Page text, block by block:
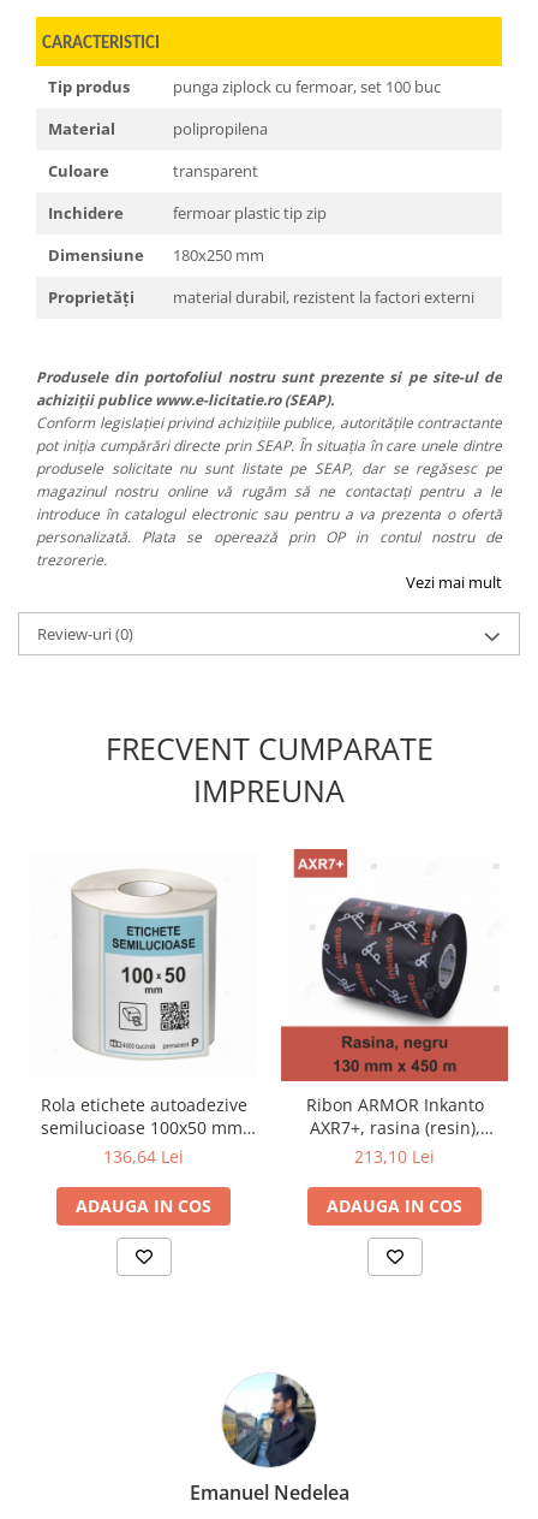
CARACTERISTICI
Tip produs
punga ziplock cu fermoar, set 100 buc
Material
polipropilena
Culoare
transparent
Inchidere
fermoar plastic tip zip
Dimensiune
180x250 mm
Proprietăți
material durabil, rezistent la factori externi
Produsele din portofoliul nostru sunt prezente si pe site-ul de
achiziții publice www.e-licitatie.ro (SEAP).
Conform legislației privind achizițiile publice, autoritățile contractante
pot iniția cumpărări directe prin SEAP. În situația în care unele dintre
produsele solicitate nu sunt listate pe SEAP, dar se regăsesc pe
magazinul nostru online vă rugăm să ne contactați pentru a le
introduce în catalogul electronic sau pentru a va prezenta o ofertă
personalizată. Plata se operează prin OP in contul nostru de
trezorerie.
Vezi mai mult
Review-uri(0)
FRECVENT CUMPARATE
IMPREUNA
Rola etichete autoadezive
semilucioase 100x50 mm,
adeziv permanent, 4000
136,64 Lei
ADAUGA IN COS
Ribon ARMOR Inkanto
AXR7+, rasina (resin),
negru, 130mmx450M, OUT
213,10 Lei
ADAUGA IN COS
Emanuel Nedelea